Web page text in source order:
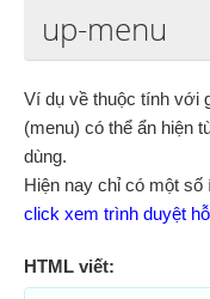
up-menu
Ví dụ về thuộc tính với
(menu) có thể ẩn hiện
dùng.
Hiện nay chỉ có một số
click xem trình duyệt
HTML viết: